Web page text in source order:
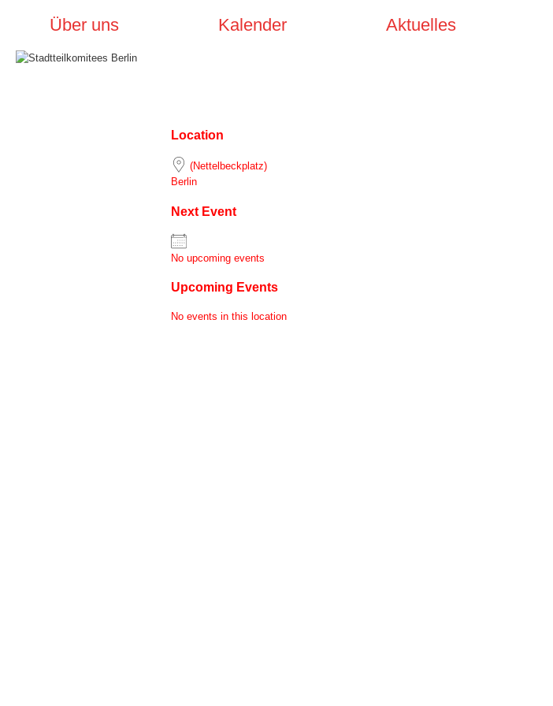
Über uns Kalender Aktuelles
Location
(Nettelbeckplatz)
Berlin
Next Event
No upcoming events
Upcoming Events
No events in this location